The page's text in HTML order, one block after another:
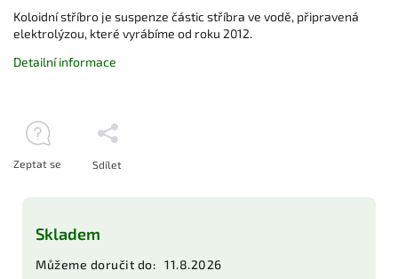
Skladem
Můžeme doručit do: 11.8.2026
Koloidní stříbro je suspenze částic stříbra ve vodě, připravená
elektrolýzou, které vyrábíme od roku 2012.
Detailní informace
Zeptat se Sdílet